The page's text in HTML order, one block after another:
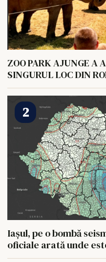
ZOO PARK AJUNGE A
SINGURUL LOC DIN
HRANI UN ELEFANT
Iașul, pe o bombă
oficiale arată unde